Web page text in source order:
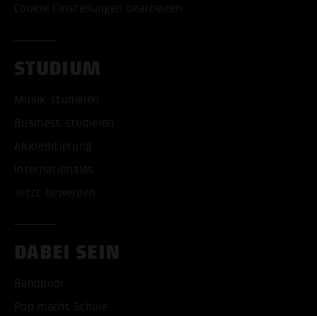
Cookie Einstellungen bearbeiten
STUDIUM
Musik studieren
Business studieren
Akkreditierung
Internationales
Jetzt bewerben
DABEI SEIN
Bandpool
Pop macht Schule